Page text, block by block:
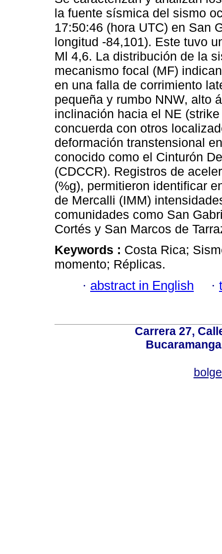
la fuente sísmica del sismo
17:50:46 (hora UTC) en San
longitud -84,101). Este tuvo
Ml 4,6. La distribución de la
mecanismo focal (MF)
en una falla de corrimiento
pequeña y rumbo NNW, alto
inclinación hacia el NE
concuerda con otros
deformación transtensional
conocido como el Cinturón
(CDCCR). Registros de
(%g), permitieron identificar
de Mercalli (IMM)
comunidades como San
Cortés y San Marcos de
Keywords : Costa Rica;
momento; Réplicas.
· abstract in English ·
Carrera 27,